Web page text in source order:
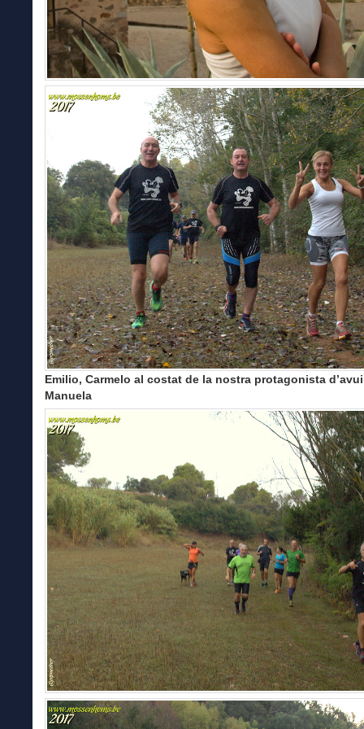
Emilio, Carmelo al costat de la nostra protagonista
Manuela